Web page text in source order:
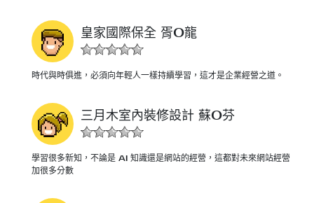
皇家國際保全 胥O龍
時代與時俱進，必須向年輕人一樣持續學習，這才是企業經營之道。
三月木室內裝修設計 蘇O芬
學習很多新知，不論是 AI 知識還是網站的經營，這都對未來網站經營
加很多分數